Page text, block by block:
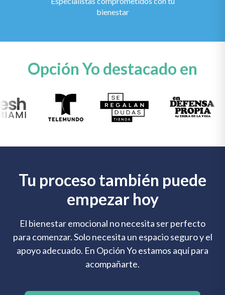
bienestar
Opción Yo destacado en
Tu proceso también puede
empezar hoy
El bienestar emocional no necesita ser perfecto
para comenzar. Solo necesita un espacio seguro y el
apoyo adecuado. En Opción Yo estamos aquí para
acompañarte.